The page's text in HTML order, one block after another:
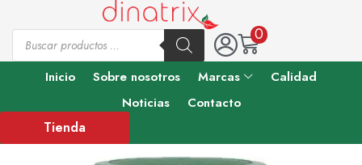
0
Inicio Sobre nosotros Marcas
Calidad
Noticias
Contacto
Tienda